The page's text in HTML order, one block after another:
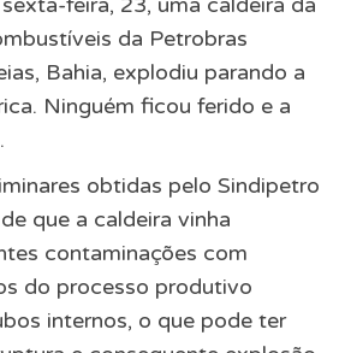
da Petrobras
Bahia, explodiu parando a
Ninguém ficou ferido e a
obtidas pelo Sindipetro
que a caldeira vinha
contaminações com
do processo produtivo
internos, o que pode ter